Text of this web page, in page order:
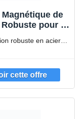
de
pour la
et le Bureau
robuste en acier